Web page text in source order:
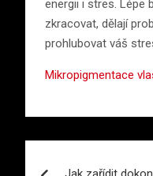
energii i stres. Lépe
zkracovat, dělají
prohlubovat váš
Mikropigmentace